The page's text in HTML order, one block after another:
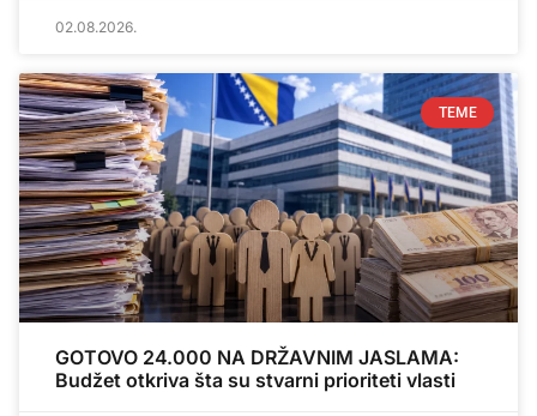
02.08.2026.
TEME
GOTOVO 24.000 NA DRŽAVNIM JASLAMA:
Budžet otkriva šta su stvarni prioriteti vlasti